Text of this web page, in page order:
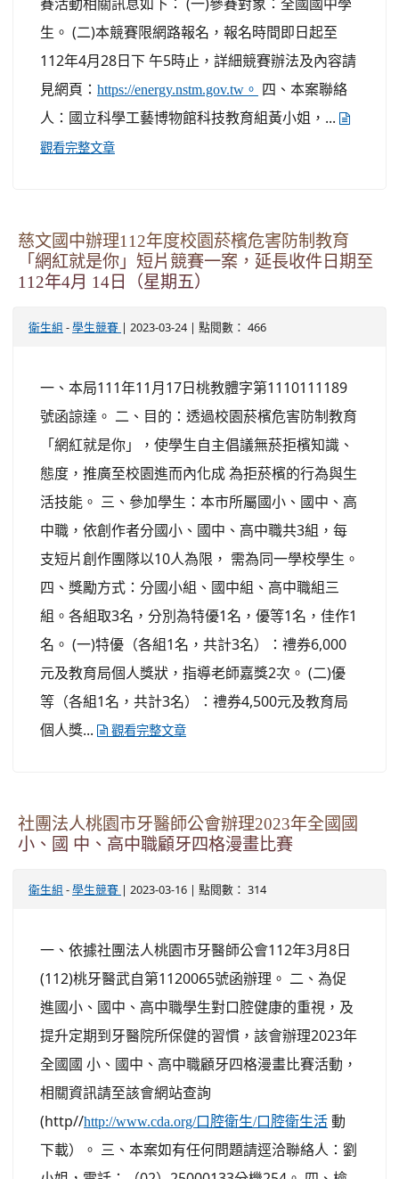
生。 (二)本競賽限網路報名，報名時間即日起至
112年4月28日下 午5時止，詳細競賽辦法及內容請
見網頁： https://energy.nstm.gov.tw。
四、本案聯絡
人：國立科學工藝博物館科技教育組黃小姐，...
觀看完整文章
慈文國中辦理112年度校園菸檳危害防制教育
「網紅就是你」短片競賽一案，延長收件日期至
112年4月 14日（星期五）
衛生組 - 學生競賽 | 2023-03-24 | 點閱數： 466
一、本局111年11月17日桃教體字第1110111189
號函諒達。 二、目的：透過校園菸檳危害防制教育
「網紅就是你」，使學生自主倡議無菸拒檳知識、
態度，推廣至校園進而內化成 為拒菸檳的行為與生
活技能。 三、參加學生：本市所屬國小、國中、高
中職，依創作者分國小、國中、高中職共3組，每
支短片創作團隊以10人為限， 需為同一學校學生。
四、獎勵方式：分國小組、國中組、高中職組三
組。各組取3名，分別為特優1名，優等1名，佳作1
名。 (一)特優（各組1名，共計3名）：禮券6,000
元及教育局個人獎狀，指導老師嘉獎2次。 (二)優
等（各組1名，共計3名）：禮券4,500元及教育局
個人獎...
觀看完整文章
社團法人桃園市牙醫師公會辦理2023年全國國
小、國 中、高中職顧牙四格漫畫比賽
衛生組 - 學生競賽 | 2023-03-16 | 點閱數： 314
一、依據社團法人桃園市牙醫師公會112年3月8日
(112)桃牙醫武自第1120065號函辦理。 二、為促
進國小、國中、高中職學生對口腔健康的重視，及
提升定期到牙醫院所保健的習慣，該會辦理2023年
全國國 小、國中、高中職顧牙四格漫畫比賽活動，
相關資訊請至該會網站查詢
(http//http://www.cda.org/口腔衛生/口腔衛生活 動
下載）。 三、本案如有任何問題請逕洽聯絡人：劉